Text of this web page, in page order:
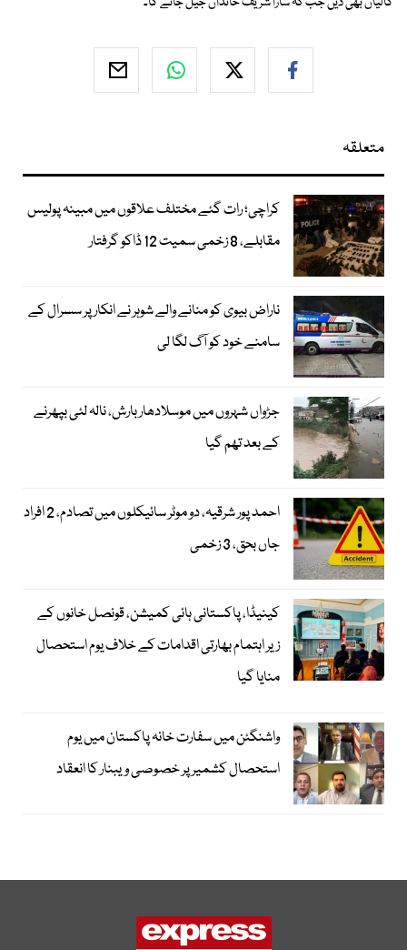
متعلقہ
کراچی؛ رات گئے مختلف علاقوں میں مبینہ پولیس
مقابلے، 8 زخمی سمیت 12 ڈاکو گرفتار
ناراض بیوی کو منانے والے شوہر نے انکار پر سسرال کے
سامنے خود کو آگ لگا لی
جڑواں شہروں میں موسلادھار بارش، نالہ لئی بپھرنے
کے بعد تھم گیا
احمد پور شرقیہ، دو موٹر سائیکلوں میں تصادم، 2 افراد
جاں بحق، 3 زخمی
کینیڈا، پاکستانی ہائی کمیشن، قونصل خانوں کے
زیر اہتمام بھارتی اقدامات کے خلاف یوم استحصال
منایا گیا
واشنگٹن میں سفارت خانہ پاکستان میں یوم
استحصال کشمیر پر خصوصی ویبنار کا انعقاد